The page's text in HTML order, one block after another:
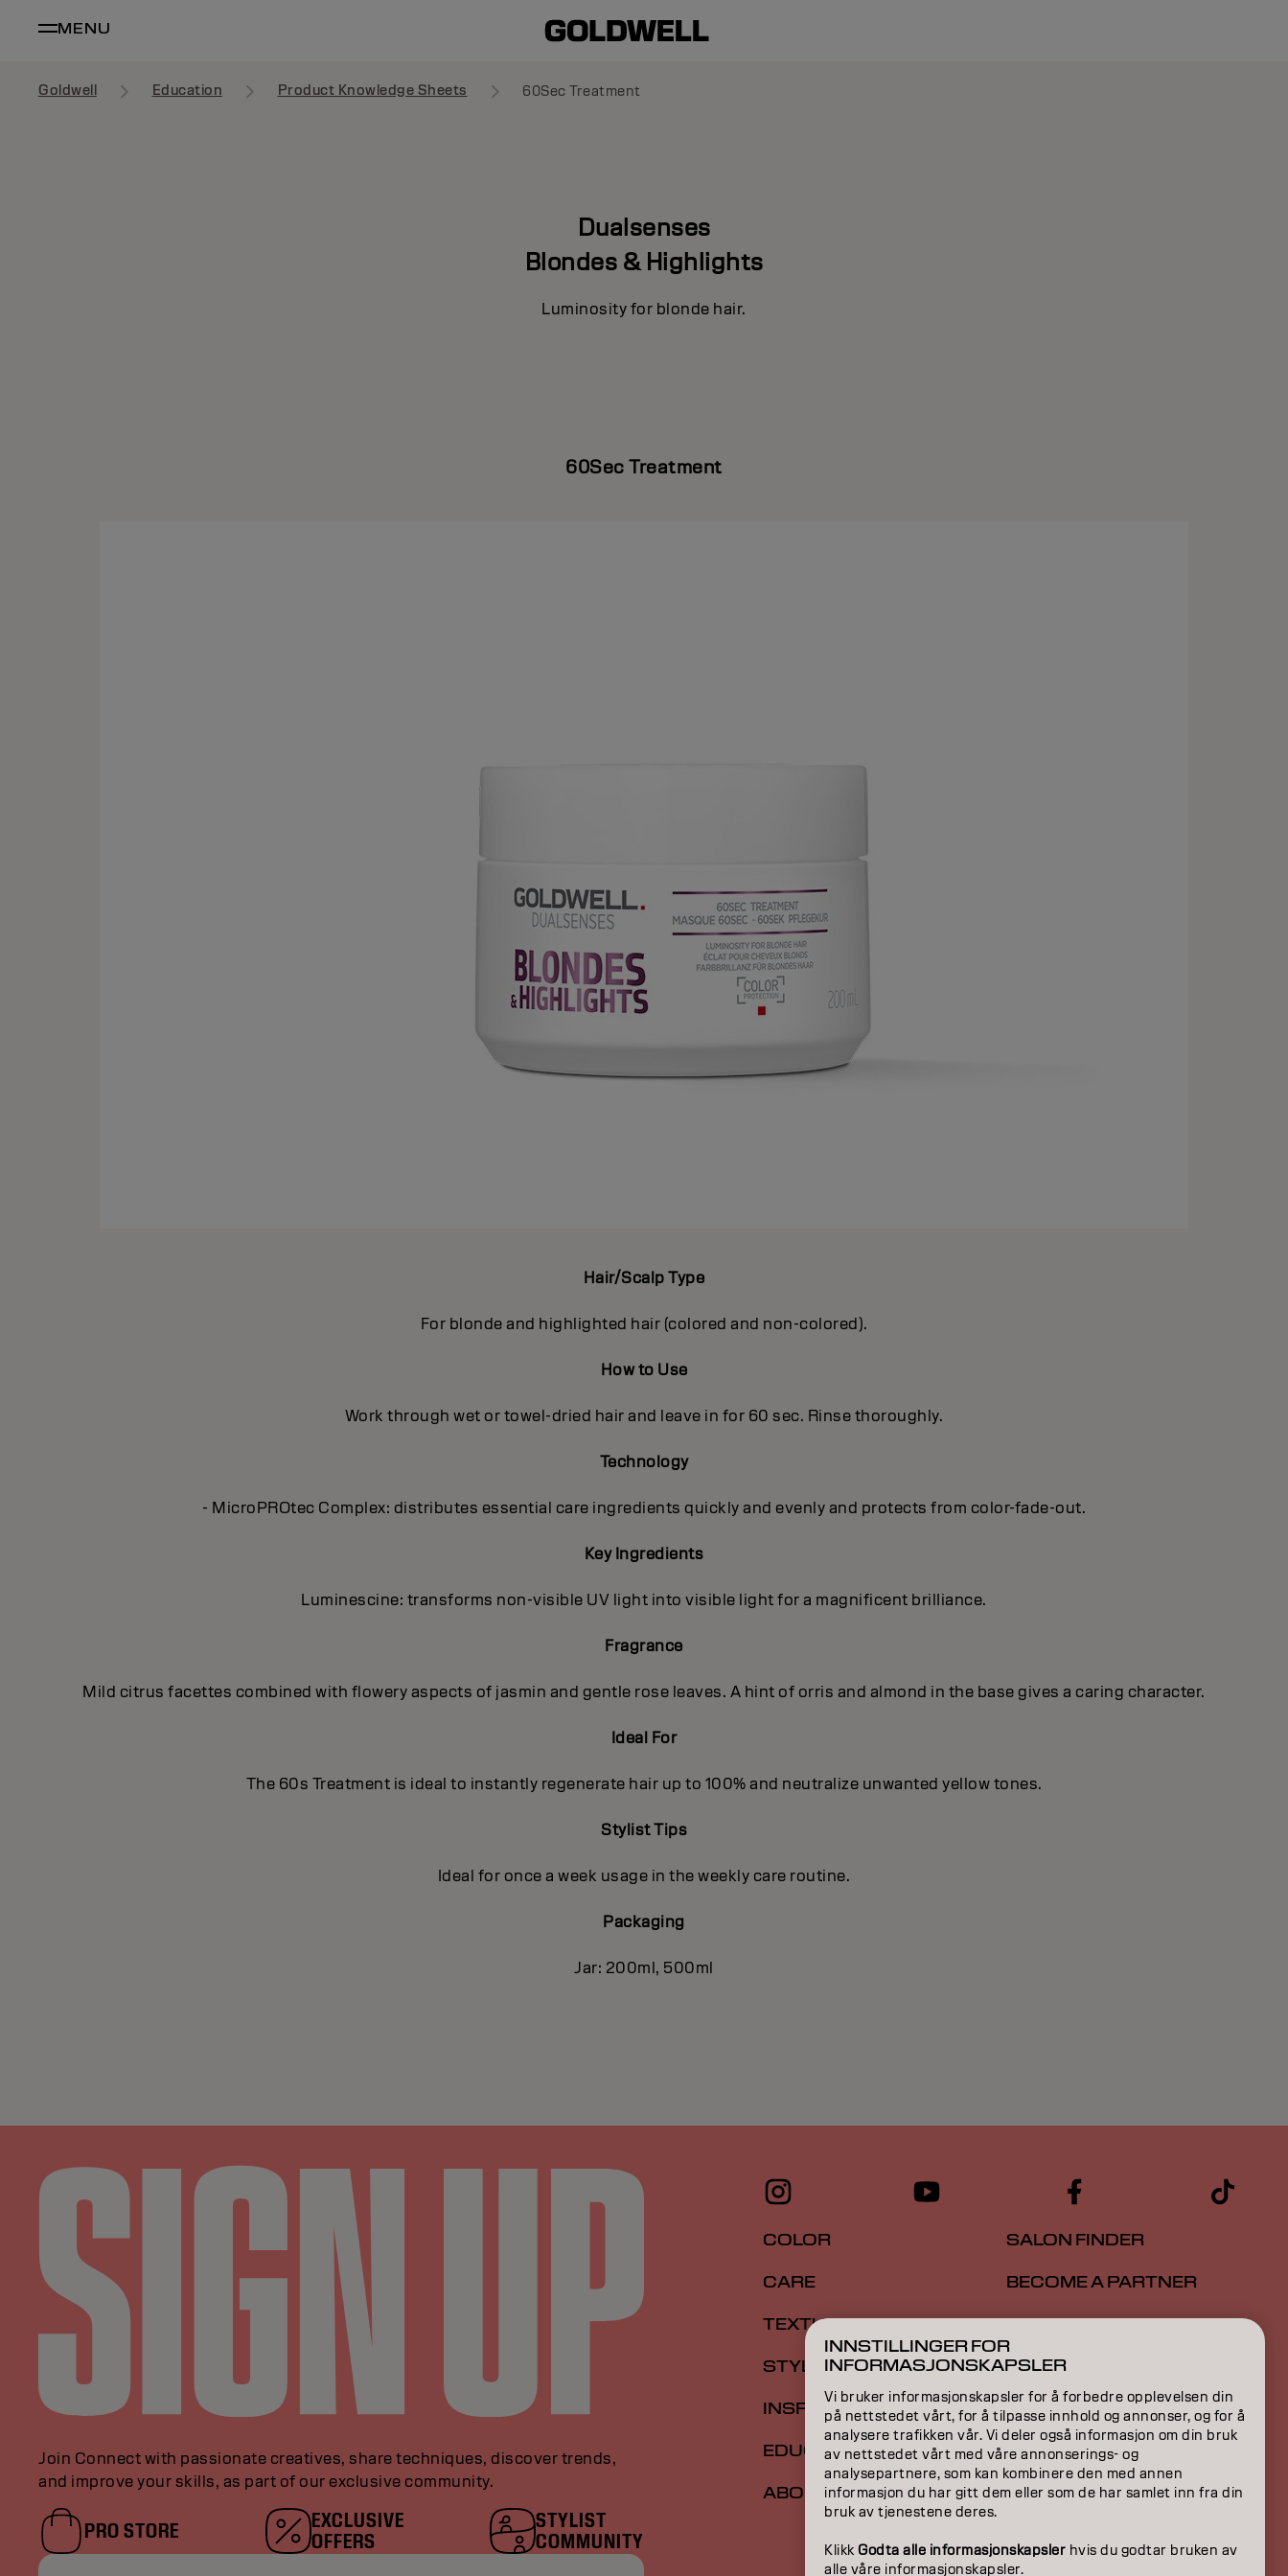
MENU
Goldwell Education Product Knowledge Sheets 60Sec Treatment
Dualsenses
Blondes & Highlights
Luminosity for blonde hair.
60Sec Treatment
Hair/Scalp Type
For blonde and highlighted hair (colored and non-colored).
How to Use
Work through wet or towel-dried hair and leave in for 60 sec. Rinse thoroughly.
Technology
- MicroPROtec Complex: distributes essential care ingredients quickly and evenly and protects from color-fade-out.
Key Ingredients
Luminescine: transforms non-visible UV light into visible light for a magnificent brilIiance.
Fragrance
Mild citrus facettes combined with flowery aspects of jasmin and gentle rose leaves. A hint of orris and almond in the base gives a caring character.
Ideal For
The 60s Treatment is ideal to instantly regenerate hair up to 100% and neutralize unwanted yellow tones.
Stylist Tips
Ideal for once a week usage in the weekly care routine.
Packaging
Jar: 200ml, 500ml
Join Connect with passionate creatives, share techniques, discover trends,
and improve your skills, as part of our exclusive community.
PRO STORE
EXCLUSIVE
OFFERS
STYLIST
COMMUNITY
COLOR
CARE
TEXTURE
STYLING
INSPIRATION
EDUCATION
ABOUT
SALON FINDER
BECOME A PARTNER
CONTACT US
INNSTILLINGER FOR
INFORMASJONSKAPSLER
Vi bruker informasjonskapsler for å forbedre opplevelsen din
på nettstedet vårt, for å tilpasse innhold og annonser, og for å
analysere trafikken vår. Vi deler også informasjon om din bruk
av nettstedet vårt med våre annonserings- og
analysepartnere, som kan kombinere den med annen
informasjon du har gitt dem eller som de har samlet inn fra din
bruk av tjenestene deres.
Klikk Godta alle informasjonskapsler hvis du godtar bruken av
alle våre informasjonskapsler.